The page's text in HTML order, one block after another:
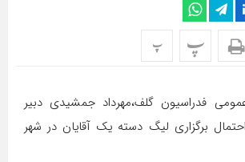
پ پ
فدراسیون گلف،مهرداد جمشیدی دبیر
برگزاری لیگ دسته یک آقایان در شهر